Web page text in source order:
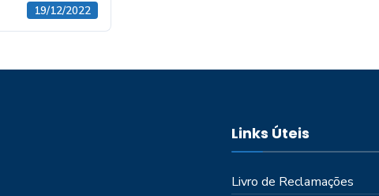
19/12/2022
Links Úteis
Livro de Reclamações